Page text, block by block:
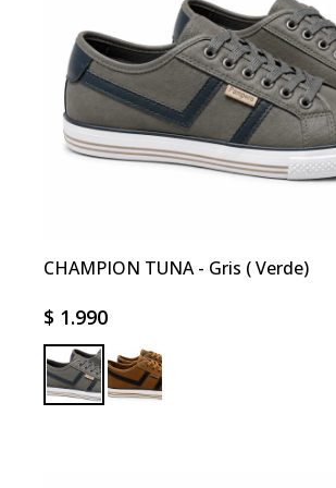
CHAMPION TUNA - Gris ( Verde)
$ 1.990